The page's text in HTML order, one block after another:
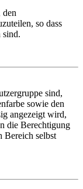
so dass
sind.
sind,
sowie den
angezeigt wird,
die Berechtigung
Bereich selbst